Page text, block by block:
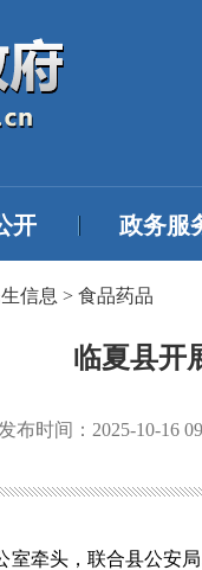
开 政务服
信息 > 食品药品
临夏县开
发布时间： 2025-10-16
牵头，联合县公安